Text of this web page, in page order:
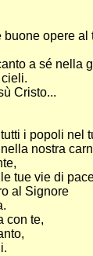
opere al
a sé nella
Cristo...
i popoli nel
nostra
tue vie di
al Signore
con te,